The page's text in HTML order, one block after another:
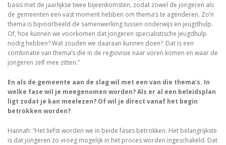
basis met de jaarlijkse twee bijeenkomsten, zodat zowel de jongeren als
de gemeenten een vast moment hebben om thema’s te agenderen. Zo’n
thema is bijvoorbeeld de samenwerking tussen onderwijs en jeugdhulp.
Of, hoe kunnen we voorkomen dat jongeren specialistische jeugdhulp
nodig hebben? Wat zouden we daaraan kunnen doen? Dat is een
combinatie van thema’s die in de regiovisie naar voren komen en waar de
jongeren zelf mee zitten.”
En als de gemeente aan de slag wil met een van die thema’s. In
welke fase wil je meegenomen worden? Als er al een beleidsplan
ligt zodat je kan meelezen? Of wil je direct vanaf het begin
betrokken worden?
Hannah: “Het liefst worden we in beide fases betrokken. Het belangrijkste
is dat jongeren zo vroeg mogelijk in het proces worden ingeschakeld. Dat